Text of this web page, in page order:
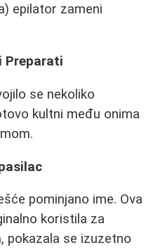
epilator zameni
Preparati
se nekoliko
kultni među onima
pominjano ime. Ova
koristila za
pokazala se izuzetno